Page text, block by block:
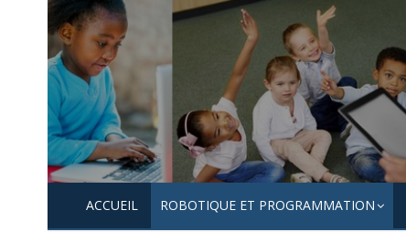
Skip
to
content
ACCUEIL ROBOTIQUE ET PROGRAMMATION